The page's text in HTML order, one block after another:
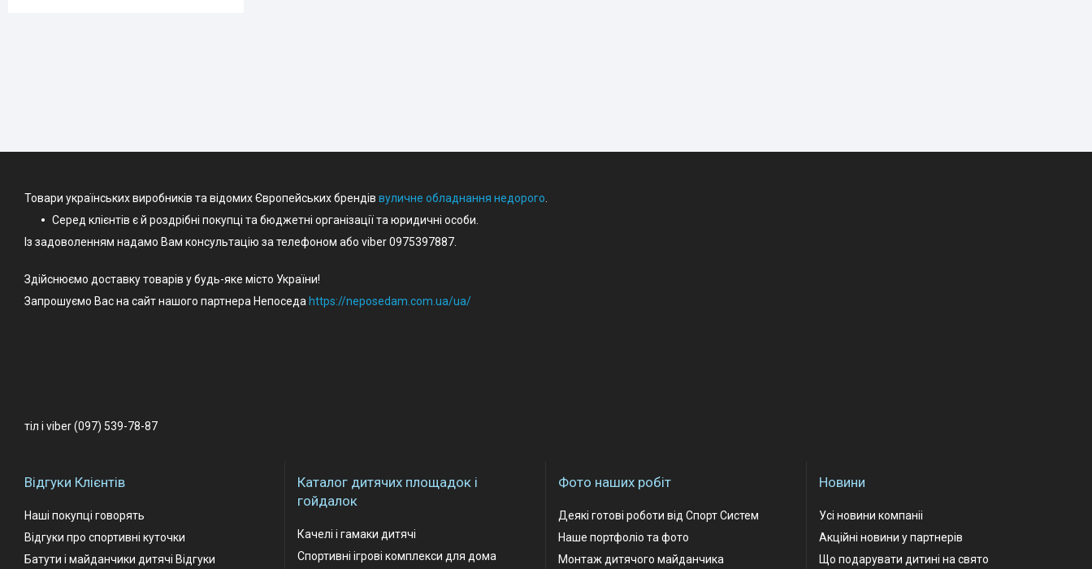
Товари українських виробників та відомих Європейських брендів вуличне обладнання недорого
Серед клієнтів є й роздрібні покупці та бюджетні організації та юридичні особи.
Із задоволенням надамо Вам консультацію за телефоном або viber 0975397887.
Здійснюємо доставку товарів у будь-яке місто України!
Запрошуємо Вас на сайт нашого партнера Непоседа https://neposedam.com.ua/ua/
тіл і viber (097) 539-78-87
Відгуки Клієнтів
Наші покупці говорять
Відгуки про спортивні куточки
Батути і майданчики дитячі Відгуки
Каталог дитячих площадок і
гойдалок
Качелі і гамаки дитячі
Спортивні ігрові комплекси для дома
Фото наших робіт
Деякі готові роботи від Спорт Систем
Наше портфоліо та фото
Монтаж дитячого майданчика
Новини
Усі новини компаніі
Акційні новини у партнерів
Що подарувати дитині на свято